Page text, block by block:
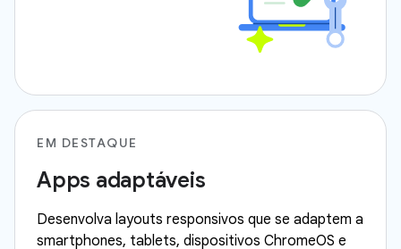
EM DESTAQUE
Apps adaptáveis
Desenvolva layouts responsivos que se adaptem a
smartphones, tablets, dispositivos ChromeOS e